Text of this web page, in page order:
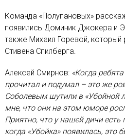
Команда «Полупановых»
появились Доминик Джокера и
также Михаил Горевой, который
Стивена Спилберга.
Алексей Смирнов: «Когда
прочитал и подумал – это же
Соболевым шутили в «Убойной
мне, что они на этом юморе
Приятно, что у нашей дичи есть
когда «Убойка» появилась, это